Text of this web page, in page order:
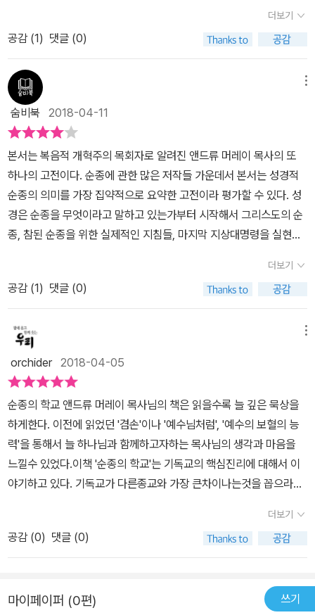
캐릭터 브라운 신부가 나오는 한 단편에 보면 이런 대목이 있습니다.
'대도' 플랑보가 브라운 신부에게 '어떻게 내가 가짜 신부인지 알았
소?'라고 묻자, 브라운 신부는 대뜸 이렇게 대답합니다. '당신은 이성
을 비난했지. 그건 아주 천박한 신학이오.' 그러니 사이비, 가짜는 목
소리를 높여 열을 올려도 다 무지를 감추려는 위장일 뿐, 진리는 결코
어느 극단에 존재하지 않음을 (추리 소설인데도!) 작가는 작품 속에서
깨우치려는 의도이겠습니다.'순종'은 굴종이나 비굴과는 또 다릅니다.
사실 지적으로 오만하기나 하면 그나마 괜찮은데, 그렇지도 못하고
기질만 건방진 사람은 서열의 갑을 관계 앞에 아주 약합니다. 순종은
그래서 내적인 확신이 자리잡힌 사람이, 진리 앞에, 절대선 앞에 당당
하게 그 권위를 인정하는 태도입니다. 내가 떳떳하면 이유가 있는 굽
힘에 머뭇거림이 없습니다. 열등감 많은 사람은 거짓 굴종에는 능하
다. 저자는 말합니다. '순종은 절대적 완전의 개념과 곧잘 연결됩니
다.' 그런데 이 말은 종종 오해되기도 합니다. 저자는 특히, '성경의 모
든 계명과 질서를 모으고, 순종하는 사람은 이 모든 명령이 보장하는
은혜를 생각하며, 마침내 그는 순종함으로써 은혜를 한 몸에 받는
다'는 (잘못된)생각을 강하게 비판합니다. 저자는 '하나님께서는 그
자녀들이 가진 각각 다른 재능과 능력을 고려하시며, 어떤 조건의 충
족보다는 그저 매 순간 매 시간의 순종, 더 정확하게는 어린이의 마음
으로 티없이 순종하고자 하는 의지를 중시하십니다'라고 말합니다(p
77). 이 설명에는, 순종과 신앙에는 어떤 현세의 구복, 기복을 바라는
불순한 마음이 끼어들어서는 안 되며, 그야말로 어린이가 부모님을
따르듯이 계산 없는 동기가 유일해야 한다는 뜻이겠습니다. 그러니
순종은 '선함, 착함'과도 동의어입니다. 은혜가 있기에 조건부로 순종
한다면 이는 예수께서 성전에서 판상을 들어엎으신(화끈하시죠!) 그
돈놀이꾼들과 다릉 바 없으며, 이미 비굴한 노예이며 사기꾼에 다를
지할 수 있기에 그는 순종하는 것입니다. 따라서 순종은 '낙관, 긍
정'의 마음가짐과 통합니다. 이런 낙관을 품을 수 있는 사람이라야 제
서 나오는 것이다. 이런 순종을 제대로 행하기 위해서 저자가 강조하
는 부분은 아침 기도이다. 아침 기도로 온전한 순종의 생활을 이어나
는 것이 바로 아침 기도이다. 이런 저자의 설명에 내 모습을 보며 얼마
나 부끄러웠는지 모른다. 아침 기도를 잊어버린 채 살아온 세월이 얼
마나 오래되었는지, 이제는 그 햇수를 헤아리지 못할 정도이다. 하나
님과 함께 시작하는 하루가 아니다 보니 기쁨과 즐거움으로 순종하는
삶을 살지 못했다. 오히려 매일같이 무거운 짐을 지고 나아가는 고통
의 삶은 아니었는지. 이제 순종의 의미를 깊이 깨달았다. 이를 위한 아
침 기도의 중요성도 다시 확인할 수 있었다. 예수님처럼 순종의 삶을
살기 위한 발걸음을 다시 내디디려 한다. 바로 지금 이 순간부터.
로 변질된 느낌입니다. 교회나 목회의 명령에 따르는 것을 순종이라
고 배웠다면, 순종은 거부감을 일으키는 단어일지도 모르겠습니
다. 앤드류 머레이의 <순종의 학교>는 우선, 성경에서 순종이 차지하
는 위치를 통해 기독교 신앙에서 '순종'의 가치를 다시 일깨워줍니다.
하나님이 우리에게 요구하는 유일한 한 가지가 바로 '순종'이라는 것
을 힘주어 강조합니다. '에덴 동산, 갈보리, 천국, 이 모든 것이 한 목
소리로 선포합니다. 하나님의 자녀여, 여러분의 하나님께서 여러분에
게 맨 처음으로 구하고 또 마지막으로 구하시는 것은 변치 않는 온전
한 순종입니다'(13).예수 그리스도를 구세주로 영접하고 예수를 따르
는 제자로 사는 삶이, 예수님의 목소리를 듣고 그 말씀대로 따르는 삶
임을 생각할 때, 순종하는 것밖에는 달리 할 일이 없다는 앤드류 머레
이의 가르침이 새삼 강력한 진리로 가슴에 와 부딪힙니다. <순종의
학교>는 이러한 진리를 바탕으로 우리 모두가 그리스도의 의에 이르
는 순종의 종으로 살아갈 수 있도록 그리스도의 순종을 수업하는 학
기 뜻을 완전히 버리고 하나님의 뜻을 따르는 것입니다. 지극히 세세
한 부분까지 전심으로 성령의 인도하심에 따르는 것입니다. 죽기까지
순종하신 예수님의 본을 따라 죽기를 각오하는 데까지 나아가는 것입
니다. 순종하고자 한다면 죽기를 각오하게 되어 있다는 것입니다.
<'그가 죽기까지 복종하셨느니라.' 우리 가운데 누구에게도 이와 다른
그리스도는 없습니다. 하나님을 기쁘시게 하는 순종은 이것 말고 없
으며, 우리가 본받아야 할 모범도 이것 말고 없고, 순종을 배워야 할
선생은 그리스도 말고 달리 없습니다>(69).'참된 순종의 비결은 하나
학교>에서 온전한 순종만큼 강조하는 것이 있다면, 순종과 아침 기도
시간과의 관계입니다. 온전한 순종을 원한다면 아침마다 따로 시간을
구분하여 골방으로 들어가 문을 닫으라고 조언합니다. 그곳이 '우리
쟁터'(57)이기 때문입니다. 그러니 매일 적어도 첫 30분을 홀로 하나
더보기
공감 (1) 댓글 (0)
숨비북 2018-04-11
본서는 복음적 개혁주의 목회자로 알려진 앤드류 머레이 목사의 또
하나의 고전이다. 순종에 관한 많은 저작들 가운데서 본서는 성경적
순종의 의미를 가장 집약적으로 요약한 고전이라 평가할 수 있다. 성
경은 순종을 무엇이라고 말하고 있는가부터 시작해서 그리스도의 순
종, 참된 순종을 위한 실제적인 지침들, 마지막 지상대명령을 실현하
의 제목과 같이 모든 그리스도인들은 예수를 구주로 인정하고 믿음을
고백한 순간 누구나 할 것 없이 모두 '순종의 학교'에 입학하게 된 학
생이다. 이 순종의 학교는 교사와 교과서, 학생으로 구성된다. 교사는
독자들이 이미 예상했듯이 온 우주를 통틀어 인류 최고의 스승이신
예수 그리스도이시며 교과서는 그분에 관한 이야기로 가득한 성경,
학생은 그분의 발자취를 따라 살아가기 위해 결심한 신자 된 모든 그
리스도인들을 가리킨다.본서를 통해 저자는 참된 순종의 비결을 이야
기한다. 성경이 말하는 참된 순종이란 나의 모든 이해와 조건, 핑계를
내려놓고 즉시 온전히 기쁘게 순종함을 말한다. 99% 순종하고 1%
불순종하는 것은 100% 불순종이다. 온전한 순종은 예수 그리스도
그분의 말씀과 인격 앞에 100% 순종으로 반응하는 것이다. 그분이
싫어하시는 것을 하지 않고, 그분이 기뻐하시는 것만을 행하려고 노
력하는 삶의 태도는 우리의 신앙이 100%의 순종을 향하여 열려있음
을 증명해주는 하나의 신실함이다.또한 무조건적인 순종만이 하나님
마음을 아는 일에 있어서 자라갈 수 있다는 매우 중요한 가르침이며
통찰이다.오늘날 죄악으로 인해 불순종이 자연스러운 삶의 이치로 자
더보기
공감 (1) 댓글 (0)
orchider2018-04-05
순종의 학교 앤드류 머레이 목사님의 책은 읽을수록 늘 깊은 묵상을
하게한다. 이전에 읽었던 '겸손'이나 '예수님처럼', '예수의 보혈의 능
력'을 통해서 늘 하나님과 함께하고자하는 목사님의 생각과 마음을
느낄수 있었다.이책 '순종의 학교'는 기독교의 핵심진리에 대해서 이
야기하고 있다. 기독교가 다른종교와 가장 큰차이나는것을 꼽으라고
이 기독교의 가장 중요한 핵심원리이지 않을까 생각한다.이책은 '순
종'에 대한 이야기를 하고 있다. 한사람의 순종으로 많은 의인이 되리
라고 말씀하고 계신다. 아담 한명의 불순종으로 인하여 우리가 죄인
씀하신다. 그리스도 안에서의 순종은 '생명원리' 이며 '기쁨'이고 '죽
더보기
공감 (0) 댓글 (0)
마이페이퍼 (0편) 쓰기